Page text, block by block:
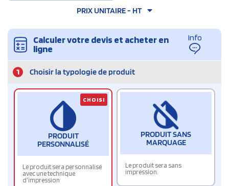
PRIX UNITAIRE - HT
Calculer votre devis et acheter en
ligne
Info
1 Choisir la typologie de produit
PRODUIT
PERSONNALISÉ
Le produit sera personnalisé
avec une technique
d'impression
CHOISI
PRODUIT SANS
MARQUAGE
Le produit sera sans
impression.